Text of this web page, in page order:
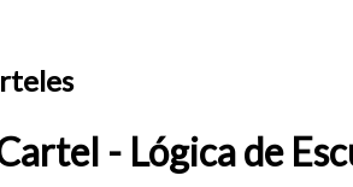
- Lógica de